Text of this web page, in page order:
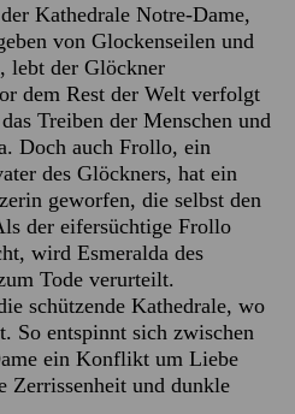
Kathedrale Notre-Dame,
von Glockenseilen und
lebt der Glöckner
dem Rest der Welt verfolgt
Treiben der Menschen und
Doch auch Frollo, ein
des Glöckners, hat ein
geworfen, die selbst den
der eifersüchtige Frollo
wird Esmeralda des
Tode verurteilt.
schützende Kathedrale, wo
So entspinnt sich zwischen
ein Konflikt um Liebe
Zerrissenheit und dunkle